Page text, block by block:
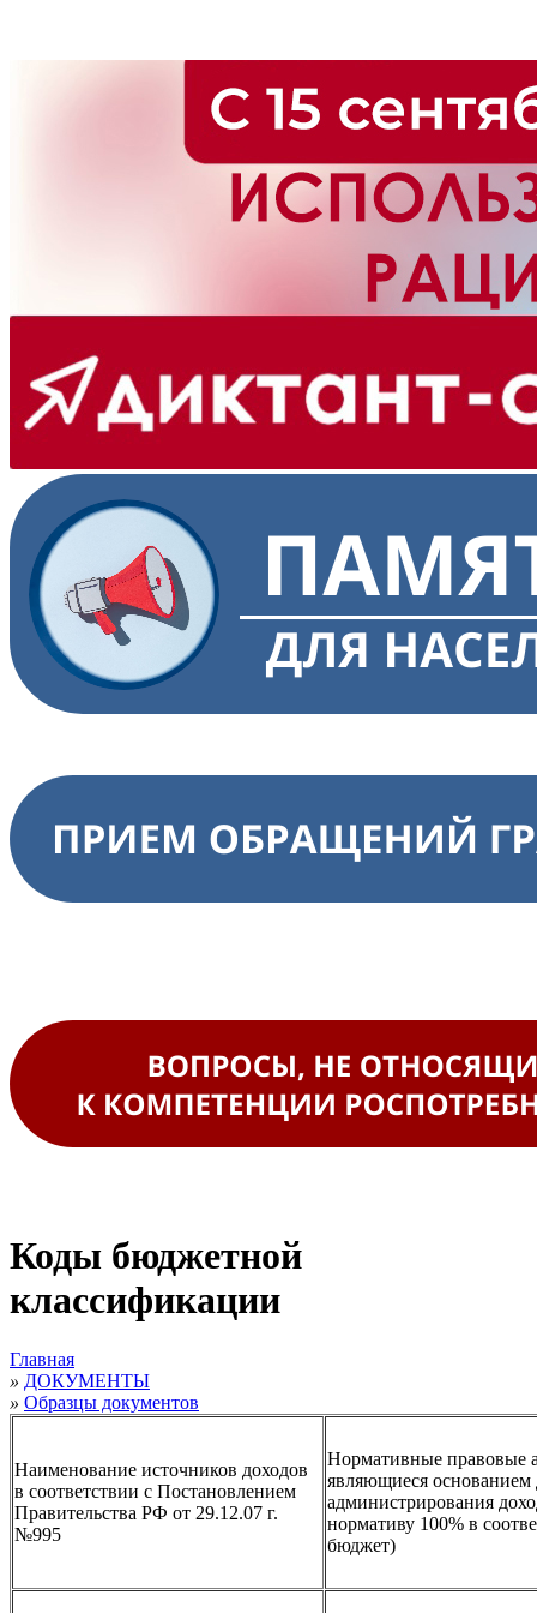
Коды бюджетной
классификации
Главная
» ДОКУМЕНТЫ
» Образцы документов
Наименование источников доходов
в соответствии с Постановлением
Правительства РФ от 29.12.07 г.
№995
Нормативные правовые
являющиеся основанием
администрирования
нормативу 100% в
бюджет)